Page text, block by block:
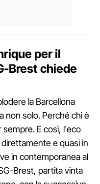
per il
Brest chiede
la Barcellona
non solo. Perché chi è
E così, l'eco
e quasi in
in contemporanea al
Brest, partita vinta